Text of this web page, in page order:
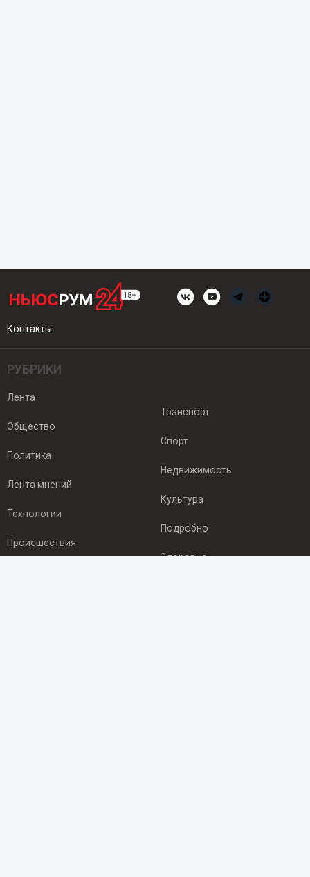
Контакты
РУБРИКИ
Лента
Общество
Политика
Лента мнений
Технологии
Происшествия
Транспорт
Спорт
Недвижимость
Культура
Подробно
Здоровье